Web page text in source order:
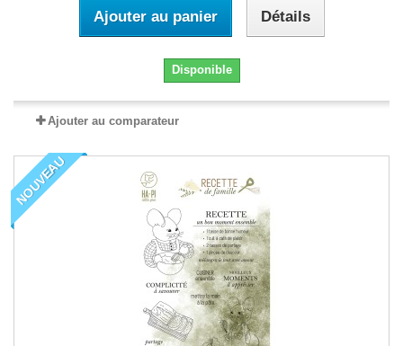
Ajouter au panier Détails
Disponible
Ajouter au comparateur
NOUVEAU